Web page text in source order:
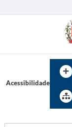
Acessibilidade